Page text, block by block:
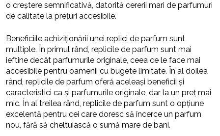
o creștere semnificativă, datorită cererii mari de parfumuri
de calitate la prețuri accesibile.
Beneficiile achiziționării unei replici de parfum sunt
multiple. În primul rând, replicile de parfum sunt mai
ieftine decât parfumurile originale, ceea ce le face mai
accesibile pentru oamenii cu bugete limitate. În al doilea
rând, replicile de parfum oferă aceleași beneficii și
caracteristici ca și parfumurile originale, dar la un preț mai
mic. În al treilea rând, replicile de parfum sunt o opțiune
excelentă pentru cei care doresc să încerce un parfum
nou, fără să cheltuiască o sumă mare de bani.